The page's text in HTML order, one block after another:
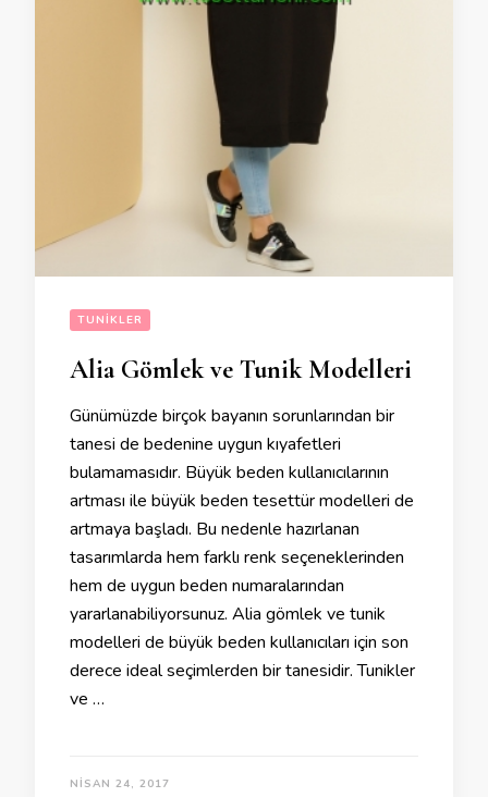
TUNIKLER
Alia Gömlek ve Tunik Modelleri
Günümüzde birçok bayanın sorunlarından bir
tanesi de bedenine uygun kıyafetleri
bulamamasıdır. Büyük beden kullanıcılarının
artması ile büyük beden tesettür modelleri de
artmaya başladı. Bu nedenle hazırlanan
tasarımlarda hem farklı renk seçeneklerinden
hem de uygun beden numaralarından
yararlanabiliyorsunuz. Alia gömlek ve tunik
modelleri de büyük beden kullanıcıları için son
derece ideal seçimlerden bir tanesidir. Tunikler
ve …
NISAN 24, 2017